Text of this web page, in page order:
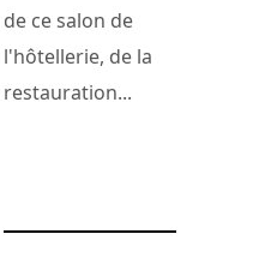
de ce salon de
l'hôtellerie, de la
restauration...